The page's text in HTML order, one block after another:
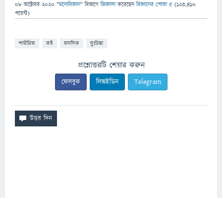
08 অক্টোবর 2020 "মনোবিজ্ঞান" বিভাগে জিজ্ঞাসাকরেছেনবিজ্ঞানের পোকা ৫ (123,410
পয়েন্ট)
শারীরিক কষ্ট মানসিক দুঃচিন্তা
প্রশ্নোত্তরটি শেয়ার করুন
ফেসবুক লিঙ্কইডিন Telegram